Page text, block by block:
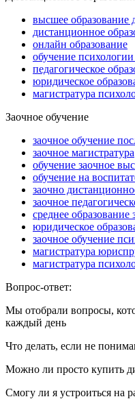
высшее образование
дистанционное
онлайн образование
обучение
педагогическое
юридическое
магистратура
Заочное обучение
заочное обучение
заочное магистратура
обучение заочное
обучение на
заочно
заочное
среднее образование
юридическое
заочное обучение
магистратура
магистратура
Вопрос-ответ:
Мы отобрали вопросы,
каждый день
Что делать, если не
Можно ли просто купить
Смогу ли я устроиться на